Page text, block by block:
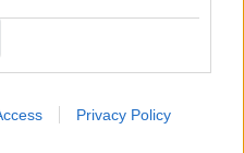
Privacy Policy
musíte prihlásiť